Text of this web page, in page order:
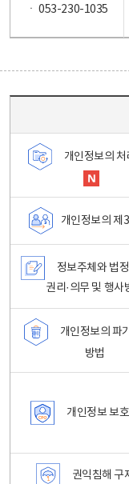
ㆍ 053-230-1035
개인정보의 처
개인정보의 제
정보주체와 법
권리·의무 및 행사
개인정보의 파
방법
개인정보 보
권익침해 구